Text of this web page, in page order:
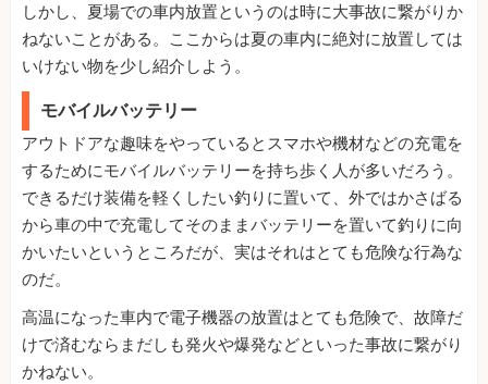
しかし、夏場での車内放置というのは時に大事故に繋がりか
ねないことがある。ここからは夏の車内に絶対に放置しては
いけない物を少し紹介しよう。
モバイルバッテリー
アウトドアな趣味をやっているとスマホや機材などの充電を
するためにモバイルバッテリーを持ち歩く人が多いだろう。
できるだけ装備を軽くしたい釣りに置いて、外ではかさばる
から車の中で充電してそのままバッテリーを置いて釣りに向
かいたいというところだが、実はそれはとても危険な行為な
のだ。
高温になった車内で電子機器の放置はとても危険で、故障だ
けで済むならまだしも発火や爆発などといった事故に繋がり
かねない。